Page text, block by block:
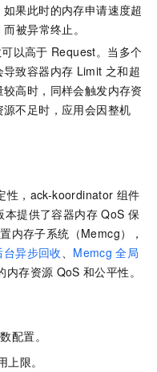
果此时的内存申请速度超
而被异常终止。
以高于 Request。当多个
致容器内存 Limit 之和超
高时，同样会触发内存资
不足时，应用会因整机
， ack-koordinator 组件
本提供了容器内存 QoS 保
内存子系统（Memcg），
台异步回收 Memcg 全局
内存资源 QoS 和公平性。
配置。
限。